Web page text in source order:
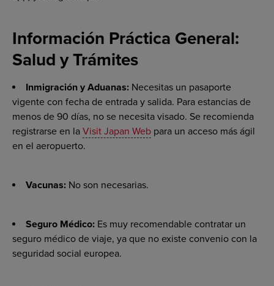
Información Práctica General:
Salud y Trámites
Inmigración y Aduanas: Necesitas un pasaporte
vigente con fecha de entrada y salida. Para estancias de
menos de 90 días, no se necesita visado. Se recomienda
registrarse en la Visit Japan Web para un acceso más ágil
en el aeropuerto.
Vacunas: No son necesarias.
Seguro Médico: Es muy recomendable contratar un
seguro médico de viaje, ya que no existe convenio con la
seguridad social europea.